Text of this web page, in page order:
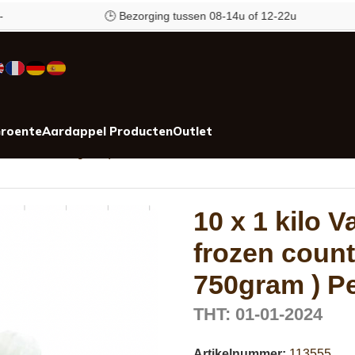
🕒 Bezorging tussen 08-14u of 12-22u
Aardappel ProductenOutlet
10 x 1 kilo
frozen
750gram )
THT: 01-01-2024